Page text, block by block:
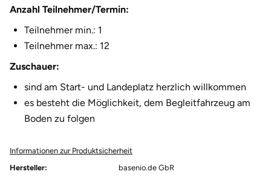
Anzahl Teilnehmer/Termin:
Teilnehmer min.: 1
Teilnehmer max.: 12
Zuschauer:
sind am Start- und Landeplatz herzlich willkommen
es besteht die Möglichkeit, dem Begleitfahrzeug am
Boden zu folgen
Informationen zur Produktsicherheit
Hersteller:
basenio.de GbR